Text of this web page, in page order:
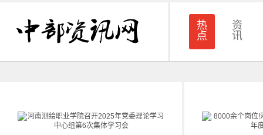
热
点
资
讯